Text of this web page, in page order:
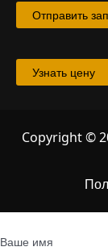
Отправить
Узнать цену
Copyright ©
Ваше имя